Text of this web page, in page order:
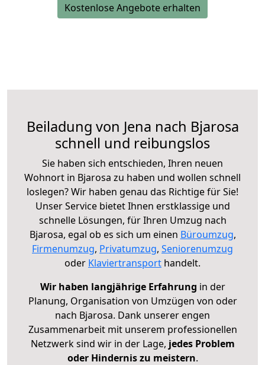
Kostenlose Angebote erhalten
Beiladung von Jena nach Bjarosa
schnell und reibungslos
Sie haben sich entschieden, Ihren neuen
Wohnort in Bjarosa zu haben und wollen schnell
loslegen? Wir haben genau das Richtige für Sie!
Unser Service bietet Ihnen erstklassige und
schnelle Lösungen, für Ihren Umzug nach
Bjarosa, egal ob es sich um einen Büroumzug,
Firmenumzug, Privatumzug, Seniorenumzug
oder Klaviertransport handelt.
Wir haben langjährige Erfahrung in der
Planung, Organisation von Umzügen von oder
nach Bjarosa. Dank unserer engen
Zusammenarbeit mit unserem professionellen
Netzwerk sind wir in der Lage, jedes Problem
oder Hindernis zu meistern.